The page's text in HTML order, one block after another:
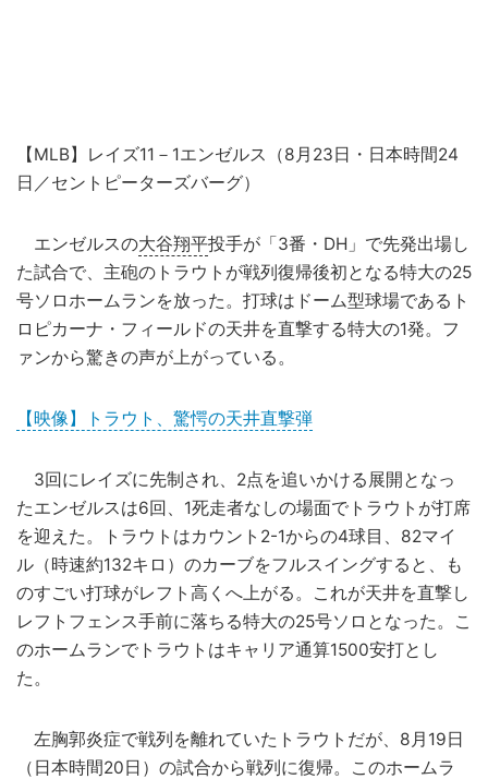
【MLB】レイズ11－1エンゼルス（8月23日・日本時間24
日／セントピーターズバーグ）
エンゼルスの大谷翔平投手が「3番・DH」で先発出場し
た試合で、主砲のトラウトが戦列復帰後初となる特大の25
号ソロホームランを放った。打球はドーム型球場であるト
ロピカーナ・フィールドの天井を直撃する特大の1発。フ
ァンから驚きの声が上がっている。
【映像】トラウト、驚愕の天井直撃弾
3回にレイズに先制され、2点を追いかける展開となっ
たエンゼルスは6回、1死走者なしの場面でトラウトが打席
を迎えた。トラウトはカウント2-1からの4球目、82マイ
ル（時速約132キロ）のカーブをフルスイングすると、も
のすごい打球がレフト高くへ上がる。これが天井を直撃し
レフトフェンス手前に落ちる特大の25号ソロとなった。こ
のホームランでトラウトはキャリア通算1500安打とし
た。
左胸郭炎症で戦列を離れていたトラウトだが、8月19日
（日本時間20日）の試合から戦列に復帰。このホームラ